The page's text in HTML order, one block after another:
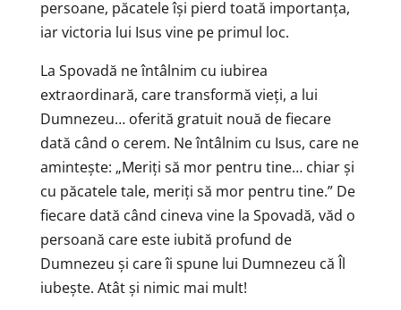
persoane, păcatele își pierd toată importanța,
iar victoria lui Isus vine pe primul loc.
La Spovadă ne întâlnim cu iubirea
extraordinară, care transformă vieți, a lui
Dumnezeu… oferită gratuit nouă de fiecare
dată când o cerem. Ne întâlnim cu Isus, care ne
amintește: „Meriți să mor pentru tine… chiar și
cu păcatele tale, meriți să mor pentru tine.” De
fiecare dată când cineva vine la Spovadă, văd o
persoană care este iubită profund de
Dumnezeu și care îi spune lui Dumnezeu că Îl
iubește. Atât și nimic mai mult!